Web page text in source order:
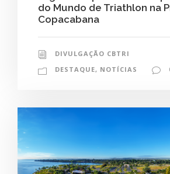
do Mundo de Triathlon na
Copacabana
DIVULGAÇÃO CBTRI
DESTAQUE, NOTÍCIAS